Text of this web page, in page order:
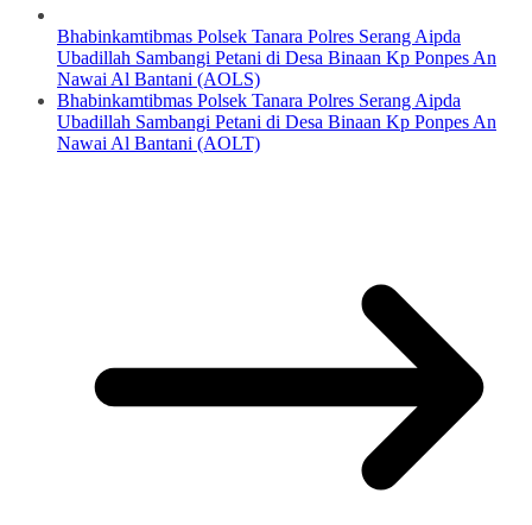
Bhabinkamtibmas Polsek Tanara Polres Serang Aipda
Ubadillah Sambangi Petani di Desa Binaan Kp Ponpes An
Nawai Al Bantani (AOLS)
Bhabinkamtibmas Polsek Tanara Polres Serang Aipda
Ubadillah Sambangi Petani di Desa Binaan Kp Ponpes An
Nawai Al Bantani (AOLT)